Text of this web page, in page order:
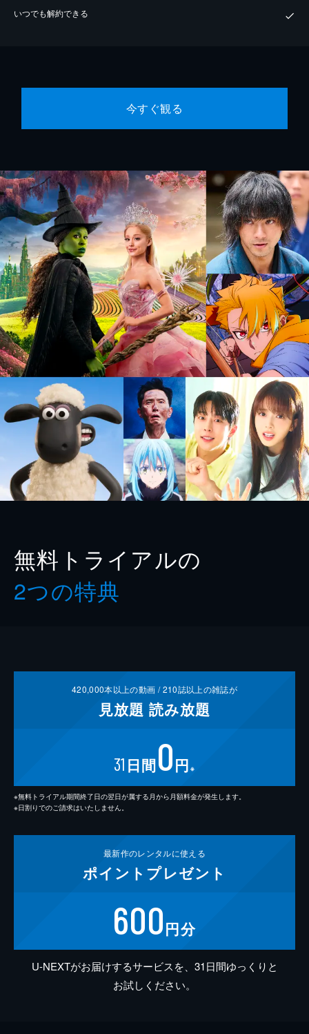
いつでも解約できる
今すぐ観る
無料トライアルの
2つの特典
420,000本以上の動画 /210誌以上の雑誌が
見放題 読み放題
31 日間0円 ※
※無料トライアル期間終了日の翌日が属する月から月額料金が発生します。
※日割りでのご請求はいたしません。
最新作のレンタルに使える
ポイント プレゼント
600円分
U-NEXTがお届けするサービスを、31日間ゆっくりと
お試しください。